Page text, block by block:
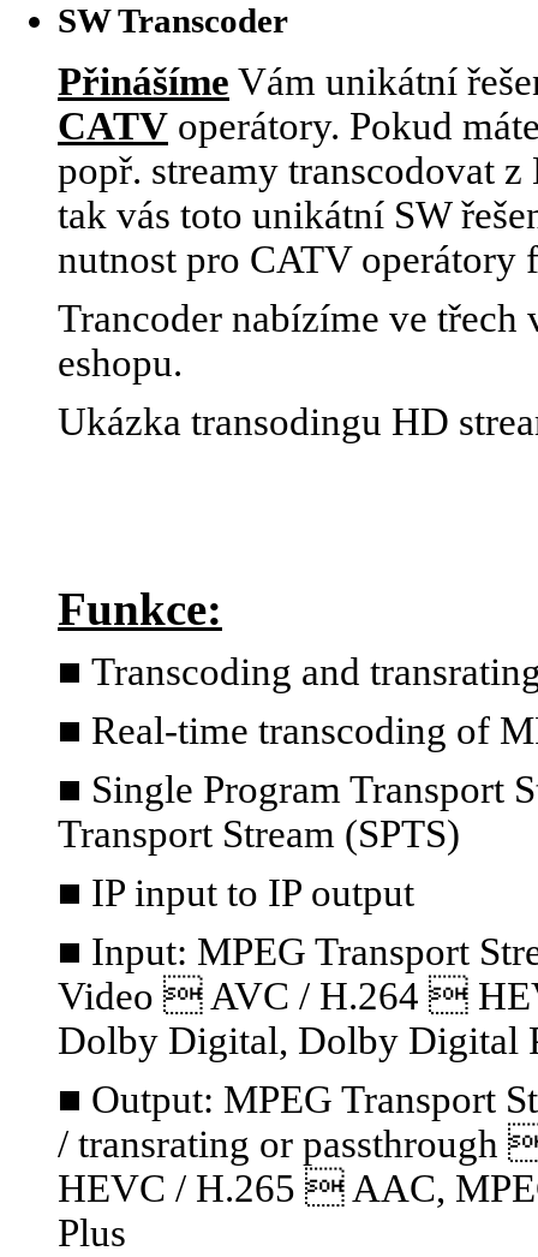
SW Transcoder
Přinášíme Vám unikátní
CATV operátory. Pokud
popř. streamy transcodovat
tak vás toto unikátní SW
nutnost pro CATV operátory
Trancoder nabízíme ve třech
eshopu.
Ukázka transodingu HD
Funkce:
■ Transcoding and
■ Real-time transcoding of
■ Single Program Transport
Transport Stream (SPTS)
■ IP input to IP output
■ Input: MPEG Transport
Video  AVC / H.264 
Dolby Digital, Dolby Digital
■ Output: MPEG Transport
/ transrating or
HEVC / H.265  AAC,
Plus